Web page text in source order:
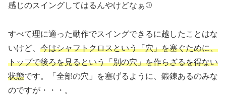
感じのスイングしてはるんやけどなぁ⚾️
すべて理に適った動作でスイングできるに越したことはな
いけど、 今はシャフトクロスという「穴」を塞ぐために、
トップで後ろを見るという「別の穴」を作らざるを得ない
状態です。「全部の穴」を塞げるように、鍛錬あるのみな
のですが・・・。